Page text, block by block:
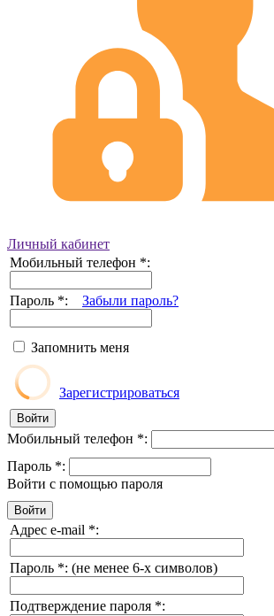
Личный кабинет
Мобильный телефон *:
Пароль *: Забыли пароль?
Запомнить меня
Зарегистрироваться
Мобильный телефон *:
Пароль *:
Войти с помощью пароля
Адрес e-mail *:
Пароль *: (не менее 6-х символов)
Подтверждение пароля *: